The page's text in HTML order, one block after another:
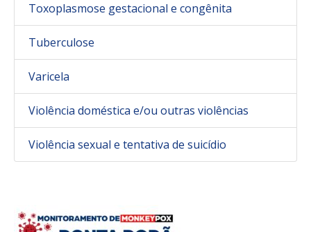
Toxoplasmose gestacional e congênita
Tuberculose
Varicela
Violência doméstica e/ou outras violências
Violência sexual e tentativa de suicídio